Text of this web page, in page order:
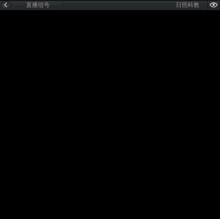
直播信号 日照科教